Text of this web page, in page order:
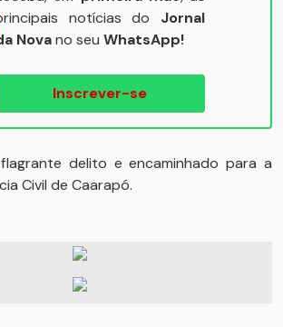
notícias do Jornal
Novano seu WhatsApp!
Inscrever-se
delito e encaminhado para a
Civil de Caarapó.